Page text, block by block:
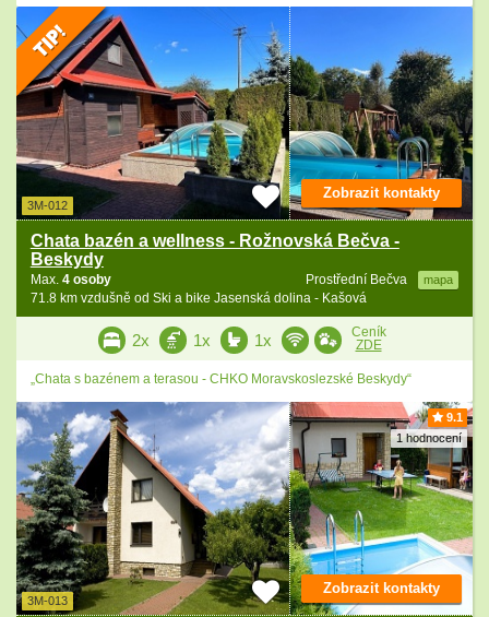
3M-012
Chata bazén a wellness - Rožnovská Bečva -
Beskydy
Prostřední Bečva mapa
Max. 4 osoby
71.8 km vzdušně od Ski a bike Jasenská dolina - Kašová
Zobrazit kontakty
2x 1x 1x
Ceník
ZDE
„Chata s bazénem a terasou - CHKO Moravskoslezské Beskydy“
9.1
1 hodnocení
3M-013
Zobrazit kontakty